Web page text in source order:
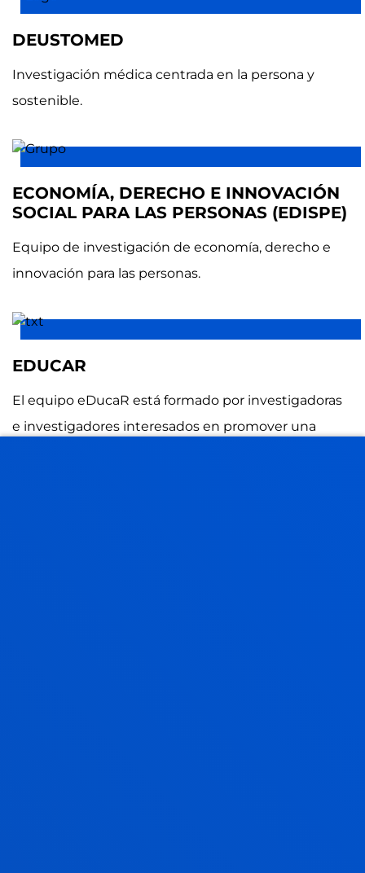
DEUSTOMED
Investigación médica centrada en la persona y
sostenible.
ECONOMÍA, DERECHO E INNOVACIÓN
SOCIAL PARA LAS PERSONAS (EDISPE)
Equipo de investigación de economía, derecho e
innovación para las personas.
EDUCAR
El equipo eDucaR está formado por investigadoras
e investigadores interesados en promover una